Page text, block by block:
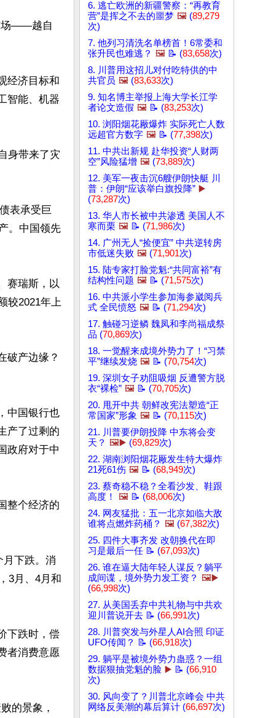
场——越自
经济目标和
智能、机器
身带来了灾
表承受巨
。中国领先
赛瑞斯，以
较2021年上
破产边缘？
中国银行也
产了过剩的
政府对于中
整个经济的
月下跌。消
3月、4月和
下跌时，偿
者消费意愿
的景象，
6. 逃亡欧洲的新疆警察：“再教育
营”是挥之不去的噩梦 🖼️ (89,279
次)
7. 他列习清洗名单榜首！6常委和
张升民也难逃？ 🖼️ 📝 (83,658次)
8. 川普用这招儿对付吃特供的中
共官员 🖼️ (83,633次)
9. 知名博主举报上海大学长江学
者论文造假 🖼️ 📝 (83,253次)
10. 浏阳烟花厰爆炸 实际死亡人数
远超官方数字 🖼️ 📝 (77,398次)
11. 中共出新规 赴华投资“人财两
空”风险猛增 🖼️ (73,889次)
12. 美军一夜击沉6艘伊朗快艇 川
普：伊朗“应该举白旗投降” ▶️
(73,287次)
13. 华人市长被中共渗透 美国人不
寒而栗 🖼️ 📝 (71,986次)
14. 广州无人“捡便宜” 中共逆转房
市低迷失败 🖼️ (71,901次)
15. 陆专家打脸党魁:“共同富裕”有
结构性问题 🖼️ 📝 (71,575次)
16. 中共派小学生参加海参崴阅兵
式 全民愤怒 🖼️ 📝 (71,294次)
17. 触碰习逆鳞 魏凤和李尚福成祭
品 (70,869次)
18. 一觉醒来成境外势力了！“习禁
平”继续发烧 🖼️ 📝 (70,754次)
19. 深圳女子劝阻吸烟 反遭警方脱
衣“裸检” 🖼️ 📝 (70,705次)
20. 甩开中共 朝鲜改宪法塑造“正
常国家”形象 🖼️ 📝 (70,115次)
21. 川普要伊朗投降 中东将会变
天？ 🖼️▶️ (69,829次)
22. 湖南浏阳烟花厰发生特大爆炸
21死61伤 🖼️ 📝 (68,949次)
23. 蔡奇稳不稳？全看沙发、鞋跟
高度！
🖼️ 📝 (68,006次)
24. 网友猛批：五一北京如临大敌
谁将点燃炸药桶？ 🖼️ (67,382次)
25. 四件大事齐发 改朝换代在即
习是最后一任 📝 (67,093次)
26. 谁在逼大陆年轻人谋反？躺平
成间谍，境外势力发工资？ 🖼️▶️
(66,998次)
27. 从美国丢弃中共礼物与中共欢
迎川普说开去 📝 (66,991次)
28. 川普突发与外星人AI合照 印证
UFO传闻？ 📝 (66,918次)
29. 躺平是被境外势力蛊惑？一组
数据狠抽党魁的脸 ▶️ 📝 (66,910
次)
30. 风向变了？川普北京峰会 中共
网络反美潮的幕后算计 (66,697次)